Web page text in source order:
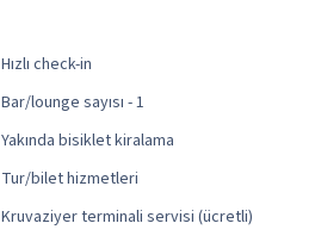
Hızlı check-in
Bar/lounge sayısı - 1
Yakında bisiklet kiralama
Tur/bilet hizmetleri
Kruvaziyer terminali servisi (ücretli)